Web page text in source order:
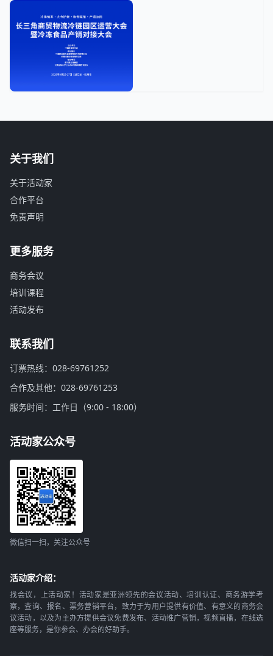
关于我们
关于活动家
合作平台
免责声明
更多服务
商务会议
培训课程
活动发布
联系我们
订票热线：028-69761252
合作及其他：028-69761253
服务时间：工作日（9:00 - 18:00）
活动家公众号
微信扫一扫，关注公众号
活动家介绍：
找会议，上活动家！活动家是亚洲领先的会议活动、培训认证、商务游学考
察，查询、报名、票务营销平台，致力于为用户提供有价值、有意义的商务会
议活动，以及为主办方提供会议免费发布、活动推广营销，视频直播，在线选
座等服务，是你参会、办会的好助手。